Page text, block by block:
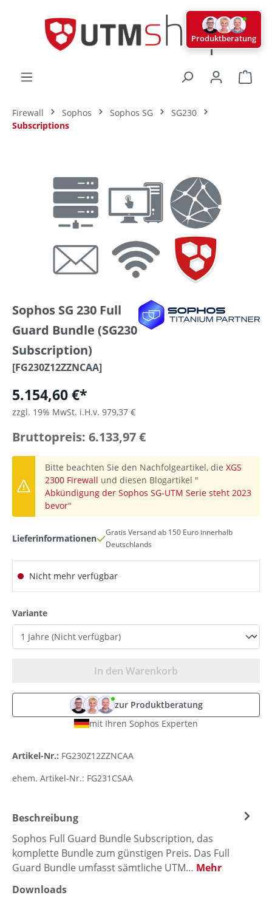
Firewall Sophos Sophos SG
SG230
Subscriptions
Sophos SG 230 Full
Guard Bundle (SG230
Subscription)
[FG230Z12ZZNCAA]
5.154,60 €*
zzgl. 19% MwSt. i.H.v. 979,37 €
Bruttopreis: 6.133,97 €
Bitte beachten Sie den Nachfolgeartikel, die XGS
2300 Firewall und diesen Blogartikel "
Abkündigung der Sophos SG-UTM Serie steht 2023
bevor"
Lieferinformationen
Gratis Versand ab 150 Euro innerhalb
Deutschlands
Nicht mehr verfügbar
Varianteauswählen
In den Warenkorb
zur Produktberatung
mit Ihren Sophos Experten
Artikel-Nr.: FG230Z12ZZNCAA
ehem. Artikel-Nr.: FG231CSAA
Beschreibung
Sophos Full Guard Bundle Subscription, das
komplette Bundle zum günstigen Preis. Das Full
Guard Bundle umfasst sämtliche UTM… Mehr
Downloads
Produktberatung